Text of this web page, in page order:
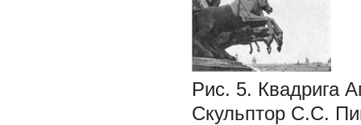
Рис. 5. Квадрига
Скульптор С.С.